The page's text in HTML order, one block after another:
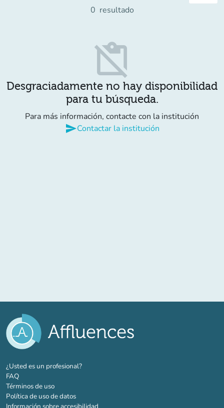
0 resultado
content_paste_off
Desgraciadamente no hay disponibilidad
para tu búsqueda.
Para más información, contacte con la institución
sendContactar la institución
¿Usted es un profesional?(nueva pestaña)
FAQ
Términos de uso
Política de uso de datos